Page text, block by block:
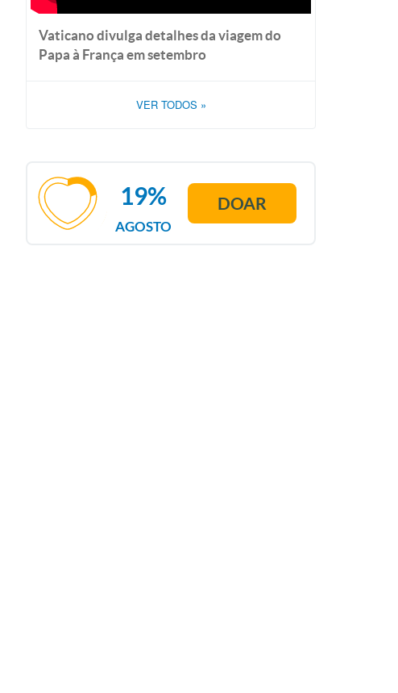
Vaticano divulga detalhes da viagem do
Papa à França em setembro
VER TODOS »
AGOSTO
19% DOAR